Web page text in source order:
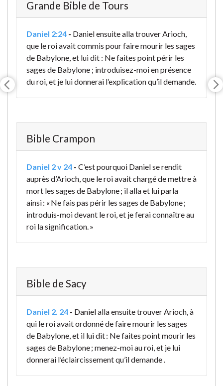
Grande Bible de Tours
Daniel 2:24 - Daniel ensuite alla trouver Arioch,
que le roi avait commis pour faire mourir les sages
de Babylone, et lui dit : Ne faites point périr les
sages de Babylone ; introduisez-moi en présence
du roi, et je lui donnerai l’explication qu’il demande.
Bible Crampon
Daniel 2 v 24 - C’est pourquoi Daniel se rendit
auprès d’Arioch, que le roi avait chargé de mettre à
mort les sages de Babylone ; il alla et lui parla
ainsi : « Ne fais pas périr les sages de Babylone ;
introduis-moi devant le roi, et je ferai connaître au
roi la signification. »
Bible de Sacy
Daniel 2. 24 - Daniel alla ensuite trouver Arioch, à
qui le roi avait ordonné de faire mourir les sages
de Babylone, et il lui dit : Ne faites point mourir les
sages de Babylone ; menez-moi au roi, et je lui
donnerai l’éclaircissement qu’il demande .